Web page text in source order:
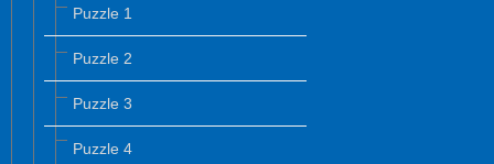
Puzzle 1
Puzzle 2
Puzzle 3
Puzzle 4